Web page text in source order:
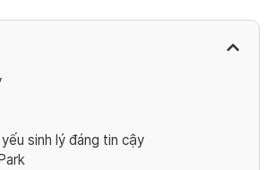
sinh lý đáng tin cậy